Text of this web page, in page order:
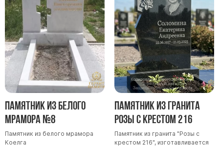
Памятник из белого
мрамора №8
Памятник из белого мрамора
Коелга
Памятник из гранита
Розы с крестом 216
Памятник из гранита "Розы с
крестом 216", изготавливается